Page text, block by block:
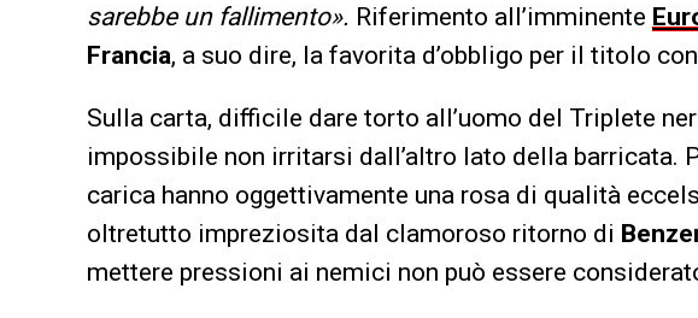
sarebbe un fallimento». Riferimento all’imminente
Francia, a suo dire, la favorita d’obbligo per il titolo
Sulla carta, difficile dare torto all’uomo del Triplete
impossibile non irritarsi dall’altro lato della barricata.
carica hanno oggettivamente una rosa di qualità
oltretutto impreziosita dal clamoroso ritorno di
mettere pressioni ai nemici non può essere